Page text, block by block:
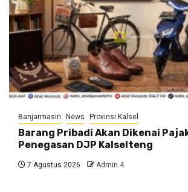
Banjarmasin News Provinsi Kalsel
Barang Pribadi Akan Dikenai
Penegasan DJP Kalselteng
7 Agustus 2026 Admin 4